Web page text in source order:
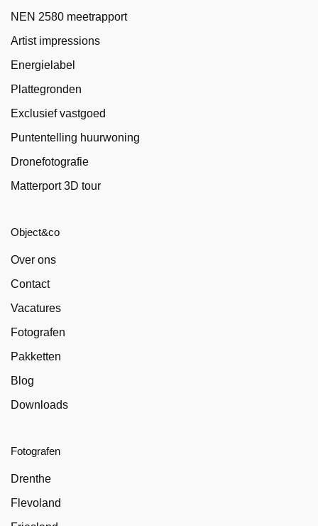
NEN 2580 meetrapport
Artist impressions
Energielabel
Plattegronden
Exclusief vastgoed
Puntentelling huurwoning
Dronefotografie
Matterport 3D tour
Object&co
Over ons
Contact
Vacatures
Fotografen
Pakketten
Blog
Downloads
Fotografen
Drenthe
Flevoland